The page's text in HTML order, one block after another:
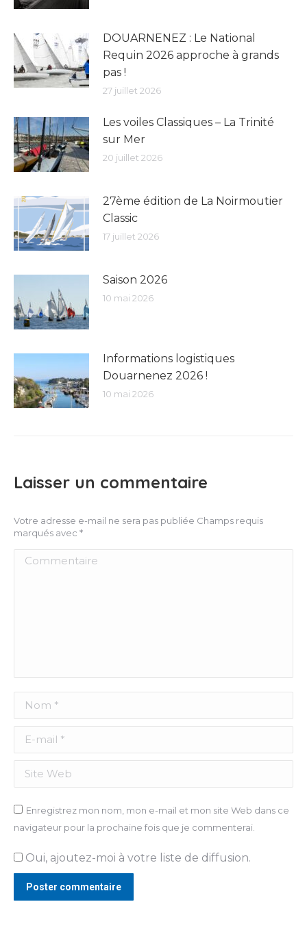
DOUARNENEZ : Le National
Requin 2026 approche à grands
pas !
27 juillet 2026
Les voiles Classiques – La Trinité
sur Mer
20 juillet 2026
27ème édition de La Noirmoutier
Classic
17 juillet 2026
Saison 2026
10 mai 2026
Informations logistiques
Douarnenez 2026 !
10 mai 2026
Laisser un commentaire
Votre adresse e-mail ne sera pas publiée Champs requis
marqués avec *
Commentaire
Nom *
E-mail *
Site Web
Enregistrez mon nom, mon e-mail et mon site Web dans ce
navigateur pour la prochaine fois que je commenterai.
Oui, ajoutez-moi à votre liste de diffusion.
Poster commentaire